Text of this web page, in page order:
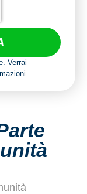
Verrai